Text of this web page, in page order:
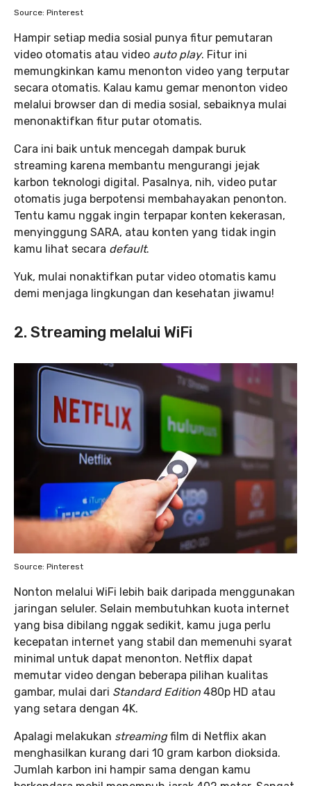
Source: Pinterest
Hampir setiap media sosial punya fitur pemutaran
video otomatis atau video auto play. Fitur ini
memungkinkan kamu menonton video yang terputar
secara otomatis. Kalau kamu gemar menonton video
melalui browser dan di media sosial, sebaiknya mulai
menonaktifkan fitur putar otomatis.
Cara ini baik untuk mencegah dampak buruk
streaming karena membantu mengurangi jejak
karbon teknologi digital. Pasalnya, nih, video putar
otomatis juga berpotensi membahayakan penonton.
Tentu kamu nggak ingin terpapar konten kekerasan,
menyinggung SARA, atau konten yang tidak ingin
kamu lihat secara default.
Yuk, mulai nonaktifkan putar video otomatis kamu
demi menjaga lingkungan dan kesehatan jiwamu!
2. Streaming melalui WiFi
Source: Pinterest
Nonton melalui WiFi lebih baik daripada menggunakan
jaringan seluler. Selain membutuhkan kuota internet
yang bisa dibilang nggak sedikit, kamu juga perlu
kecepatan internet yang stabil dan memenuhi syarat
minimal untuk dapat menonton. Netflix dapat
memutar video dengan beberapa pilihan kualitas
gambar, mulai dari Standard Edition 480p HD atau
yang setara dengan 4K.
Apalagi melakukan streamingfilm di Netflix akan
menghasilkan kurang dari 10 gram karbon dioksida.
Jumlah karbon ini hampir sama dengan kamu